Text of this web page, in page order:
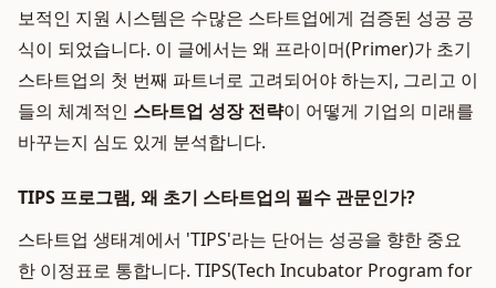
보적인 지원 시스템은 수많은 스타트업에게 검증된 성공 공
식이 되었습니다. 이 글에서는 왜 프라이머(Primer)가 초기
스타트업의 첫 번째 파트너로 고려되어야 하는지, 그리고 이
들의 체계적인 스타트업 성장 전략이 어떻게 기업의 미래를
바꾸는지 심도 있게 분석합니다.
TIPS 프로그램, 왜 초기 스타트업의 필수 관문인가?
스타트업 생태계에서 'TIPS'라는 단어는 성공을 향한 중요
한 이정표로 통합니다. TIPS(Tech Incubator Program for